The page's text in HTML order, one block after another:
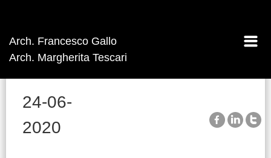
Arch. Francesco Gallo
Arch. Margherita Tescari
24-06-
2020